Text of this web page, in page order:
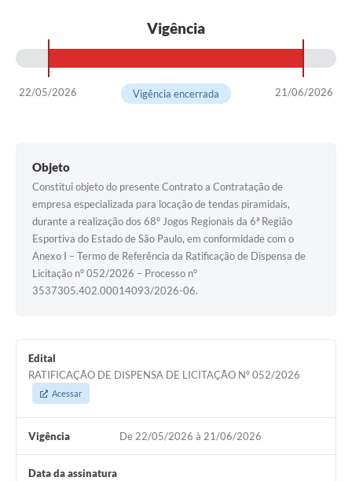
Vigência
22/05/2026 21/06/2026
Vigência encerrada
Objeto
Constitui objeto do presente Contrato a Contratação de
empresa especializada para locação de tendas piramidais,
durante a realização dos 68º Jogos Regionais da 6ª Região
Esportiva do Estado de São Paulo, em conformidade com o
Anexo I – Termo de Referência da Ratificação de Dispensa de
Licitação nº 052/2026 – Processo n°
3537305.402.00014093/2026-06.
Edital
RATIFICAÇÃO DE DISPENSA DE LICITAÇÃO Nº 052/2026
Acessar
Vigência De 22/05/2026 à 21/06/2026
Data da assinatura